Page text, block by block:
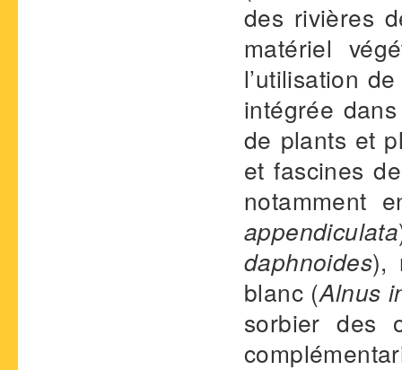
des rivières
matériel
l’utilisation
intégrée
de plants et
et fascines
notamment
appendiculata
daphnoides),
blanc (Alnus
sorbier des